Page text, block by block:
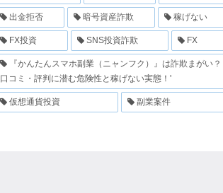
出金拒否 暗号資産詐欺 稼げない
FX投資 SNS投資詐欺 FX
『かんたんスマホ副業（ニャンフク）』は詐欺まがい？
口コミ・評判に潜む危険性と稼げない実態！'
仮想通貨投資 副業案件